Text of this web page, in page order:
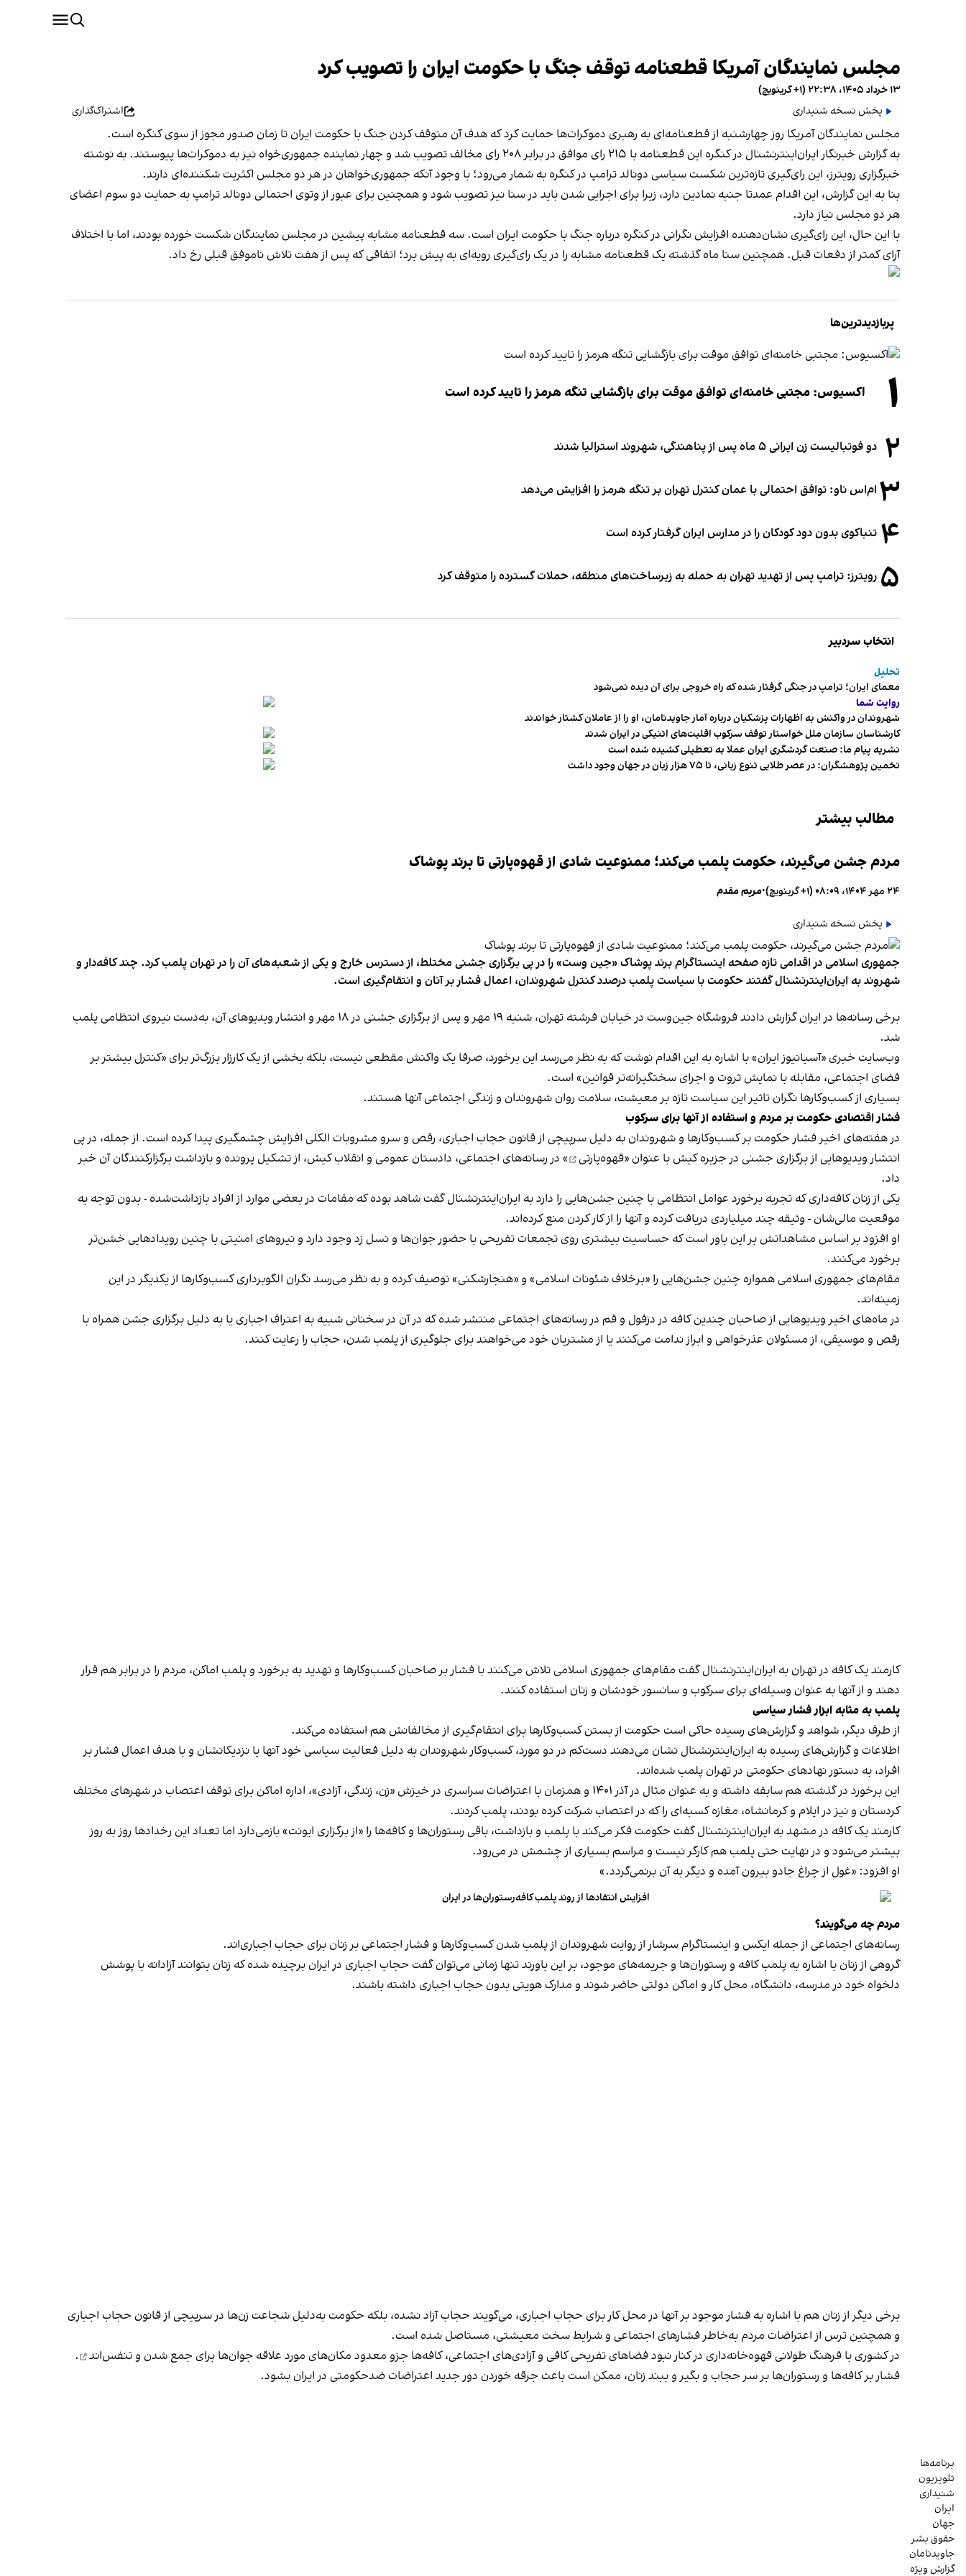
مجلس نمایندگان آمریکا قطعنامه توقف جنگ با حکومت ایران را تصویب کرد
۱۳ خرداد ۱۴۰۵، ۲۲:۳۸ (‎+۱ گرینویچ)
پخش نسخه شنیداری
اشتراک‌گذاری
مجلس نمایندگان آمریکا روز چهارشنبه از قطعنامه‌ای به رهبری دموکرات‌ها حمایت کرد که هدف آن متوقف کردن جنگ با حکومت ایران تا زمان صدور مجوز از سوی کنگره است.
به گزارش خبرنگار ایران‌اینترنشنال در کنگره این قطعنامه با ۲۱۵ رای موافق در برابر ۲۰۸ رای مخالف تصویب شد و چهار نماینده جمهوری‌خواه نیز به دموکرات‌ها پیوستند. به نوشته
خبرگزاری رویترز، این رای‌گیری تازه‌ترین شکست سیاسی دونالد ترامپ در کنگره به شمار می‌رود؛ با وجود آنکه جمهوری‌خواهان در هر دو مجلس اکثریت شکننده‌ای دارند.
بنا به این گزارش، این اقدام عمدتا جنبه نمادین دارد، زیرا برای اجرایی شدن باید در سنا نیز تصویب شود و همچنین برای عبور از وتوی احتمالی دونالد ترامپ به حمایت دو سوم اعضای
هر دو مجلس نیاز دارد.
با این حال، این رای‌گیری نشان‌دهنده افزایش نگرانی در کنگره درباره جنگ با حکومت ایران است. سه قطعنامه مشابه پیشین در مجلس نمایندگان شکست خورده بودند، اما با اختلاف
آرای کمتر از دفعات قبل. همچنین سنا ماه گذشته یک قطعنامه مشابه را در یک رای‌گیری رویه‌ای به پیش برد؛ اتفاقی که پس از هفت تلاش ناموفق قبلی رخ داد.
پربازدیدترین‌ها
۱ اکسیوس: مجتبی خامنه‌ای توافق موقت برای بازگشایی تنگه هرمز را تایید کرده است
۲ دو فوتبالیست زن ایرانی ۵ ماه پس از پناهندگی، شهروند استرالیا شدند
۳ ام‌اس ناو: توافق احتمالی با عمان کنترل تهران بر تنگه هرمز را افزایش می‌دهد
۴ تنباکوی بدون دود کودکان را در مدارس ایران گرفتار کرده است
۵ رویترز: ترامپ پس از تهدید تهران به حمله به زیرساخت‌های منطقه، حملات گسترده را متوقف کرد
انتخاب سردبیر
تحلیل
معمای ایران؛ ترامپ در جنگی گرفتار شده که راه خروجی برای آن دیده نمی‌شود
روایت شما
شهروندان در واکنش به اظهارات پزشکیان درباره آمار جاویدنامان، او را از عاملان کشتار خواندند
کارشناسان سازمان ملل خواستار توقف سرکوب اقلیت‌های اتنیکی در ایران شدند
نشریه پیام ما: صنعت گردشگری ایران عملا به تعطیلی کشیده شده است
تخمین پژوهشگران: در عصر طلایی تنوع زبانی، تا ۷۵ هزار زبان در جهان وجود داشت
مطالب بیشتر
مردم جشن می‌گیرند، حکومت پلمب می‌کند؛ ممنوعیت شادی از قهوه‌پارتی تا برند پوشاک
۲۴ مهر ۱۴۰۴، ۰۸:۰۹ (‎+۱ گرینویچ) •مریم مقدم
پخش نسخه شنیداری
جمهوری اسلامی در اقدامی تازه صفحه اینستاگرام برند پوشاک «جین وست» را در پی برگزاری جشنی مختلط، از دسترس خارج و یکی از شعبه‌های آن را در تهران پلمب کرد. چند کافه‌‌دار و
شهروند به ایران‌اینترنشنال گفتند حکومت با سیاست پلمب درصدد کنترل شهروندان، اعمال فشار بر آنان و انتقام‌گیری است.
برخی رسانه‌ها در ایران گزارش دادند فروشگاه جین‌وست در خیابان فرشته تهران، شنبه ۱۹ مهر و پس از برگزاری جشنی در ۱۸ مهر و انتشار ویدیوهای آن، به‌دست نیروی انتظامی پلمب
شد.
وب‌سایت خبری «آسیانیوز ایران» با اشاره به این اقدام نوشت که به نظر می‌رسد این برخورد، صرفا یک واکنش مقطعی نیست، بلکه بخشی از یک کارزار بزرگ‌تر برای «کنترل بیشتر بر
فضای اجتماعی، مقابله با نمایش ثروت و اجرای سختگیرانه‌تر قوانین» است.
بسیاری از کسب‌وکارها نگران تاثیر این سیاست‌ تازه بر معیشت، سلامت روان شهروندان و زندگی اجتماعی آنها هستند.
فشار اقتصادی حکومت بر مردم و استفاده از آنها برای سرکوب
در هفته‌های اخیر فشار حکومت بر کسب‌وکارها و شهروندان به دلیل سرپیچی از قانون حجاب اجباری، رقص و سرو مشروبات الکلی افزایش چشمگیری پیدا کرده است. از جمله، در پی
انتشار ویدیوهایی از برگزاری جشنی در جزیره کیش با عنوان «قهوه‌پارتی
» در رسانه‌های اجتماعی، دادستان عمومی و انقلاب کیش، از تشکیل پرونده و بازداشت برگزارکنندگان آن خبر
داد.
یکی از زنان کافه‌داری که تجربه برخورد عوامل انتظامی با چنین جشن‌هایی را دارد به ایران‌اینترنشنال گفت شاهد بوده که مقامات در بعضی موارد از افراد بازداشت‌‌شده - بدون توجه به
موقعیت مالی‌شان - وثیقه چند میلیاردی دریافت کرده و آنها را از کار کردن منع کرده‌اند.
او افزود بر اساس مشاهداتش بر این باور است که حساسیت بیشتری روی تجمعات تفریحی با حضور جوان‌ها و نسل زد وجود دارد و نیروهای امنیتی با چنین رویدادهایی خشن‌تر
برخورد می‌کنند.
مقام‌های جمهوری اسلامی همواره چنین جشن‌هایی را «برخلاف شئونات اسلامی» و «هنجارشکنی» توصیف کرده و به نظر می‌رسد نگران الگوبرداری کسب‌وکارها از یکدیگر در این
زمینه‌اند.
در ماه‌های اخیر ویدیوهایی از صاحبان چندین کافه در دزفول و قم در رسانه‌های اجتماعی منتشر شده که در آن در سخنانی شبیه به اعتراف اجباری یا به دلیل برگزاری جشن همراه با
رقص و موسیقی، از مسئولان عذرخواهی و ابراز ندامت می‌کنند یا از مشتریان خود می‌خواهند برای جلوگیری از پلمب شدن، حجاب را رعایت کنند.
کارمند یک کافه در تهران به ایران‌اینترنشنال گفت مقام‌های جمهوری اسلامی تلاش می‌کنند با فشار بر صاحبان کسب‌وکارها و تهدید به برخورد و پلمب اماکن، مردم را در برابر هم قرار
دهند و از آنها به عنوان وسیله‌ای برای سرکوب و سانسور خودشان و زنان استفاده کنند.
پلمب به مثابه ابزار فشار سیاسی
از طرف دیگر، شواهد و گزارش‌های رسیده حاکی است حکومت از بستن کسب‌وکارها برای انتقام‌گیری از مخالفانش هم استفاده می‌کند.
اطلاعات و گزارش‌های رسیده به ایران‌اینترنشنال نشان می‌دهند دست‌کم در دو مورد، کسب‌وکار شهروندان به دلیل فعالیت سیاسی خود آنها یا نزدیکانشان و با هدف اعمال فشار بر
افراد، به دستور نهادهای حکومتی در تهران پلمب شده‌اند.
این برخورد در گذشته هم سابقه داشته و به عنوان مثال در آذر ۱۴۰۱ و همزمان با اعتراضات سراسری در خیزش «زن، زندگی، آزادی»، اداره اماکن برای توقف اعتصاب در شهرهای مختلف
کردستان و نیز در ایلام و کرمانشاه، مغازه کسبه‌ای را که در اعتصاب شرکت کرده بودند، پلمب کردند.
کارمند یک کافه در مشهد به ایران‌اینترنشنال گفت حکومت فکر می‌کند با پلمب و بازداشت، باقی رستوران‌ها و کافه‌ها را «از برگزاری ایونت» بازمی‌دارد اما تعداد این رخدادها روز به روز
بیشتر می‌شود و در نهایت حتی پلمب هم کارگر نیست و مراسم بسیاری از چشمش در می‌رود.
او افزود: «غول از چراغ جادو بیرون آمده و دیگر به آن برنمی‎‌گردد.»
افزایش انتقادها از روند پلمب کافه‌رستوران‌ها در ایران
مردم چه می‌گویند؟
رسانه‎‌های اجتماعی از جمله ایکس و اینستاگرام سرشار از روایت شهروندان از پلمب شدن کسب‌وکارها و فشار اجتماعی بر زنان برای حجاب اجباری‌اند.
گروهی از زنان با اشاره به پلمب کافه و رستوران‌ها و جریمه‌های موجود، بر این باورند تنها زمانی می‌توان گفت حجاب اجباری در ایران برچیده شده که زنان بتوانند آزادانه با پوشش
دلخواه خود در مدرسه، دانشگاه، محل کار و اماکن دولتی حاضر شوند و مدارک هویتی بدون حجاب اجباری داشته باشند.
برخی دیگر از زنان هم با اشاره به فشار موجود بر آنها در محل کار برای حجاب اجباری، می‌گویند حجاب آزاد نشده، بلکه حکومت به‌دلیل شجاعت زن‌ها در سرپیچی از قانون حجاب اجباری
و همچنین ترس از اعتراضات مردم به‌خاطر فشارهای اجتماعی و شرایط سخت معیشتی، مستاصل شده است.
در کشوری با فرهنگ طولانی قهوه‌‌خانه‌داری در کنار نبود فضاهای تفریحی کافی و آزادی‌های اجتماعی، کافه‌ها جزو معدود مکان‌های مورد علاقه جوان‌ها برای جمع شدن و تنفس‌اند
.
فشار بر کافه‌ها و رستوران‌ها بر سر حجاب و بگیر و ببند زنان، ممکن است باعث جرقه خوردن دور جدید اعتراضات ضدحکومتی در ایران بشود.
برنامه‌ها
تلویزیون
شنیداری
ایران
جهان
حقوق بشر
جاویدنامان
گزارش ویژه